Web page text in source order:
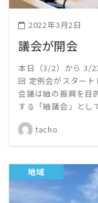
2022年3月2日
議会が開会
本日（3/2）から 3/
回 定例会がスター
会議は紬の振興を目
する「紬議会」と
tacho
地域